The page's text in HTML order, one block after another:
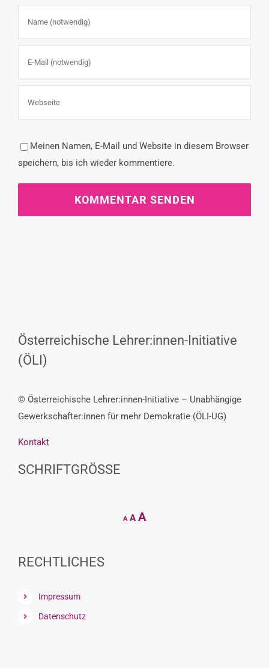
Meinen Namen, E-Mail und Website in diesem Browser
speichern, bis ich wieder kommentiere.
Österreichische Lehrer:innen-Initiative
(ÖLI)
© Österreichische Lehrer:innen-Initiative – Unabhängige
Gewerkschafter:innen für mehr Demokratie (ÖLI-UG)
Kontakt
SCHRIFTGRÖSSE
A
Decrease
font
A Reset
AIncrease
RECHTLICHES
Impressum
Datenschutz